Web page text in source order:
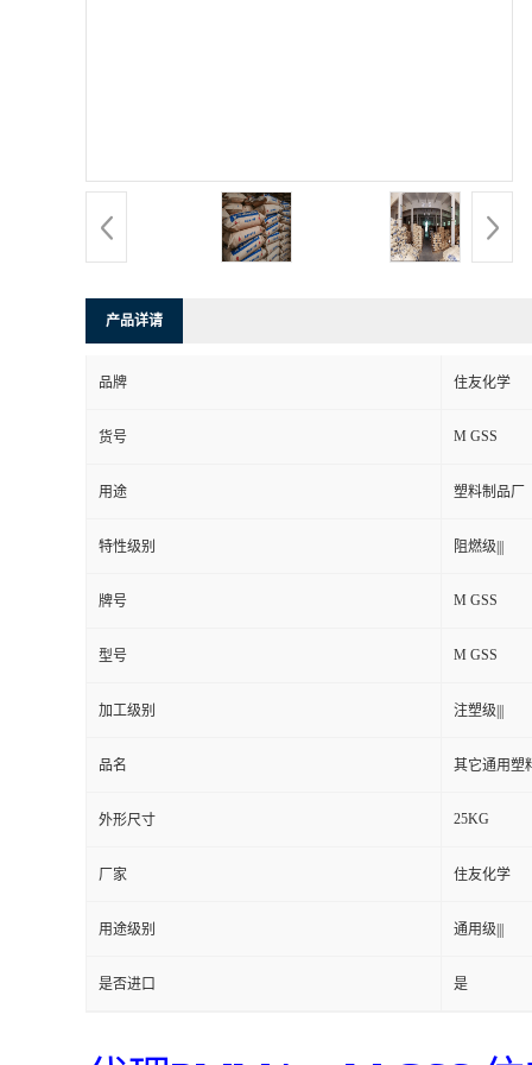
产品详请
品牌 住友化学
货号 M GSS
用途 塑料制品厂
特性级别 阻燃级|||
牌号 M GSS
型号 M GSS
加工级别 注塑级|||
品名 其它通用塑
外形尺寸 25KG
厂家 住友化学
用途级别 通用级|||
是否进口 是